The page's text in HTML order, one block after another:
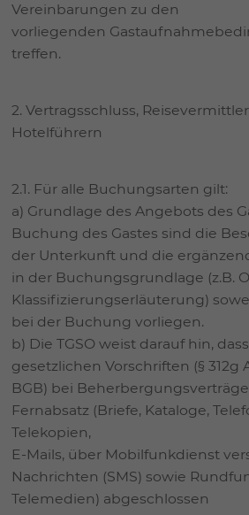
Vereinbarungen zu den
vorliegenden
treffen.
2. Vertragsschluss,
Hotelführern
2.1. Für alle Buchungsarten gilt:
a) Grundlage des Angebots des
Buchung des Gastes sind die
der Unterkunft und die
in der Buchungsgrundlage (z.B.
Klassifizierungserläuterung)
bei der Buchung vorliegen.
b) Die TGSO weist darauf hin,
gesetzlichen Vorschriften (§ 312g
BGB) bei
Fernabsatz (Briefe, Kataloge,
Telekopien,
E-Mails, über Mobilfunkdienst
Nachrichten (SMS) sowie
Telemedien) abgeschlossen